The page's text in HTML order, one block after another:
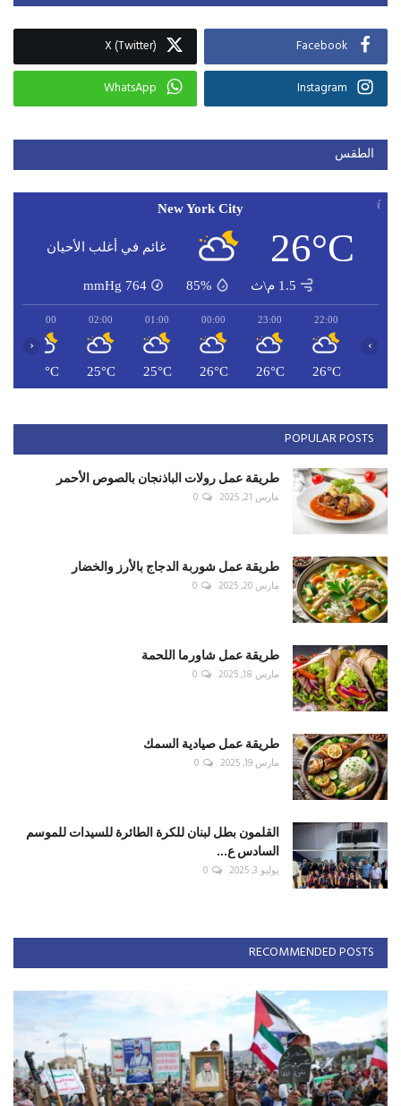
Facebook
X (Twitter)
Instagram
WhatsApp
الطقس
New York City
26°C غائم في أغلب الأحيان
1.5 م\ث 85%
764
mmHg
22:00
26°C
23:00
26°C
00:00
26°C
01:00
25°C
02:00
25°C
03:00
25°C
‹ ›
POPULAR POSTS
طريقة عمل رولات الباذنجان بالصوص الأحمر
مارس 21, 2025 0
طريقة عمل شوربة الدجاج بالأرز والخضار
مارس 20, 2025 0
طريقة عمل شاورما اللحمة
مارس 18, 2025 0
طريقة عمل صيادية السمك
مارس 19, 2025 0
القلمون بطل لبنان للكرة الطائرة للسيدات للموسم
السادس ع...
يوليو 3, 2025 0
RECOMMENDED POSTS